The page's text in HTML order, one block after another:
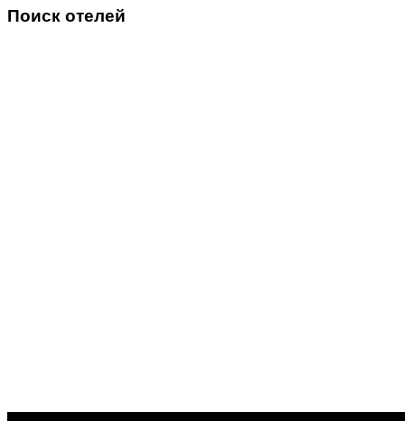
Поиск отелей